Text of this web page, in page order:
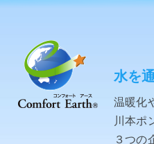
水を
温暖化
川本ポ
３つの